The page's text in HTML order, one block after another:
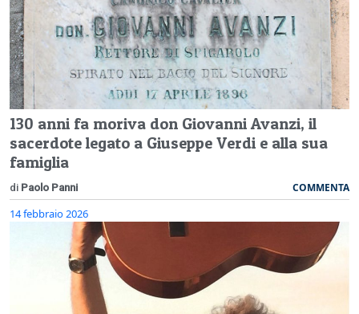
130 anni fa moriva don Giovanni Avanzi, il
sacerdote legato a Giuseppe Verdi e alla sua
famiglia
di Paolo Panni COMMENTA
14 febbraio 2026